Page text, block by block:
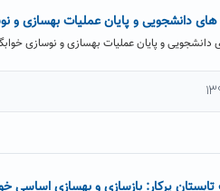
های دانشجویی و پایان عملیات بهسازی و
دانشجویی و پایان عملیات بهسازی و نوسازی